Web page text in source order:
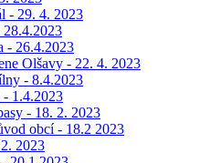
- 29. 4. 2023
28.4.2023
- 26.4.2023
Olšavy - 22. 4. 2023
- 8.4.2023
1.4.2023
- 18. 2. 2023
obcí - 18.2 2023
2023